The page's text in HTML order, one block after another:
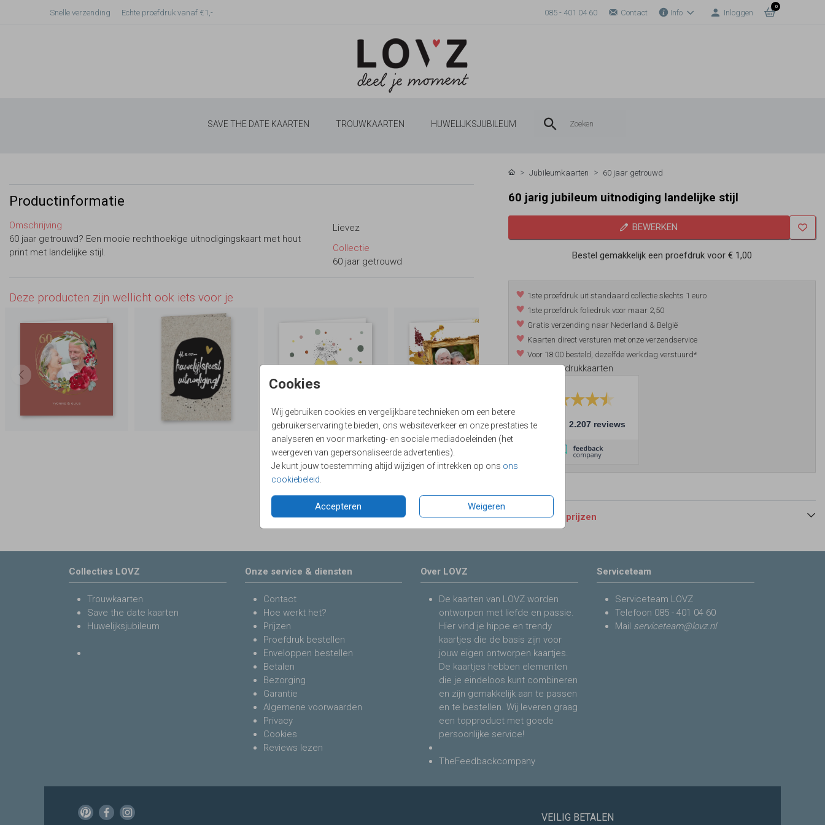
Snelle verzending Echte proefdruk vanaf €1,- 085 - 401 04 60 Contact Info Inloggen
0
SAVE THE DATE KAARTEN TROUWKAARTEN HUWELIJKSJUBILEUM
Cookies
Wij gebruiken cookies en vergelijkbare technieken om een betere
gebruikerservaring te bieden, ons websiteverkeer en onze prestaties te
analyseren en voor marketing- en sociale mediadoeleinden (het
weergeven van gepersonaliseerde advertenties).
Je kunt jouw toestemming altijd wijzigen of intrekken op ons ons
cookiebeleid.
Accepteren Weigeren
Productinformatie
Omschrijving
60 jaar getrouwd? Een mooie rechthoekige uitnodigingskaart met hout
print met landelijke stijl.
Lievez
Collectie
60 jaar getrouwd
Deze producten zijn wellicht ook iets voor je
Jubileumkaarten 60 jaar getrouwd
60 jarig jubileum uitnodiging landelijke stijl
BEWERKEN
Bestel gemakkelijk een proefdruk voor€ 1,00
1ste proefdruk uit standaard collectie slechts 1 euro
1ste proefdruk foliedruk voor maar 2,50
Gratis verzending naar Nederland & België
Kaarten direct versturen met onze verzendservice
Voor 18:00 besteld, dezelfde werkdag verstuurd*
*m.u.v. foliedrukkaarten
9.4 2.207 reviews
Formaten en prijzen
Collecties LOVZ
Trouwkaarten
Save the date kaarten
Huwelijksjubileum
Onze service & diensten
Contact
Hoe werkt het?
Prijzen
Proefdruk bestellen
Enveloppen bestellen
Betalen
Bezorging
Garantie
Algemene voorwaarden
Privacy
Cookies
Reviews lezen
Over LOVZ
De kaarten van LOVZ worden
ontworpen met liefde en passie.
Hier vind je hippe en trendy
kaartjes die de basis zijn voor
jouw eigen ontworpen kaartjes.
De kaartjes hebben elementen
die je eindeloos kunt combineren
en zijn gemakkelijk aan te passen
en te bestellen. Wij leveren graag
een topproduct met goede
persoonlijke service!
TheFeedbackcompany
Serviceteam
Serviceteam LOVZ
Telefoon 085 - 401 04 60
Mail serviceteam@lovz.nl
VEILIG BETALEN